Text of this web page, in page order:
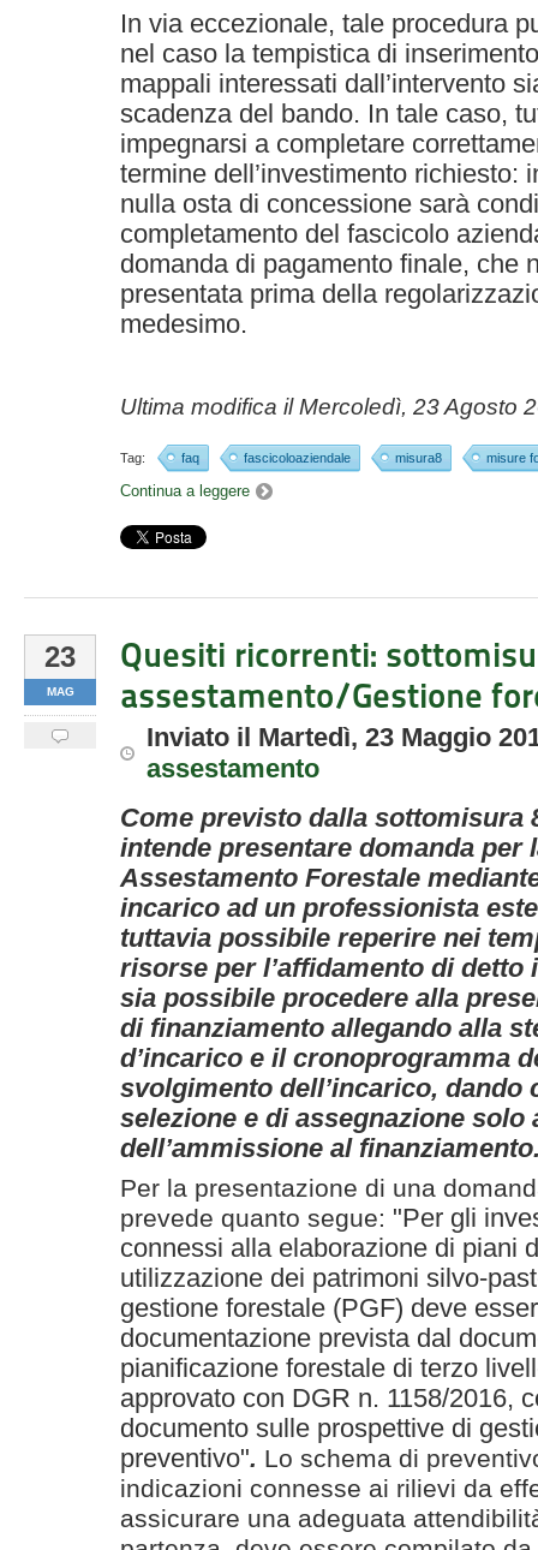
In via eccezionale, tale procedura
nel caso la tempistica di
mappali interessati dall’intervento
scadenza del bando. In tale caso,
impegnarsi a completare
termine dell’investimento richiesto:
nulla osta di concessione sarà
completamento del fascicolo
domanda di pagamento finale, che
presentata prima della
medesimo.
Ultima modifica ilMercoledì, 23 Agosto
Tag: faq fascicoloaziendale misura8 misure
Continua a leggere
23
MAG
Quesiti ricorrenti:
assestamento/Gestione
Inviato il Martedì, 23 Maggio
assestamento
Come previsto dalla sottomisura
intende presentare domanda per
Assestamento Forestale
incarico ad un professionista
tuttavia possibile reperire nei
risorse per l’affidamento di
sia possibile procedere alla
di finanziamento allegando alla
d’incarico e il cronoprogramma
svolgimento dell’incarico, dando
selezione e di assegnazione solo
dell’ammissione al
Per la presentazione di una
prevede quanto segue: "Per gli
connessi alla elaborazione di piani
utilizzazione dei patrimoni silvo-
gestione forestale (PGF) deve
documentazione prevista dal
pianificazione forestale di terzo
approvato con DGR n. 1158/2016,
documento sulle prospettive di
preventivo". Lo schema di
indicazioni connesse ai rilievi da
assicurare una adeguata